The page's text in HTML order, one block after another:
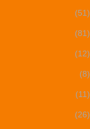
(51)
(81)
(12)
(8)
(11)
(26)